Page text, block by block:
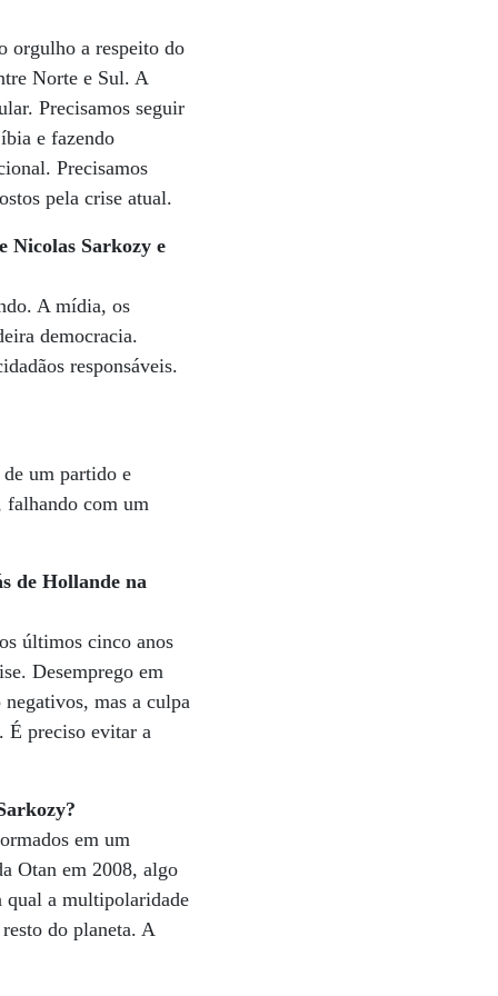
orgulho a respeito do
Norte e Sul. A
Precisamos seguir
e fazendo
Precisamos
pela crise atual.
Nicolas Sarkozy e
A mídia, os
democracia.
responsáveis.
de um partido e
falhando com um
de Hollande na
últimos cinco anos
Desemprego em
mas a culpa
É preciso evitar a
em um
Otan em 2008, algo
qual a multipolaridade
do planeta. A